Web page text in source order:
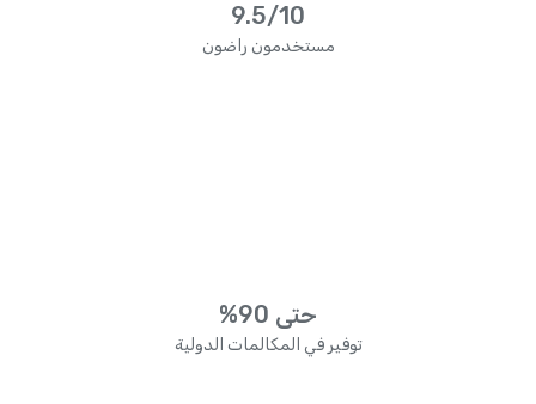
9.5/10
مستخدمون راضون
حتى 90%
توفير في المكالمات الدولية